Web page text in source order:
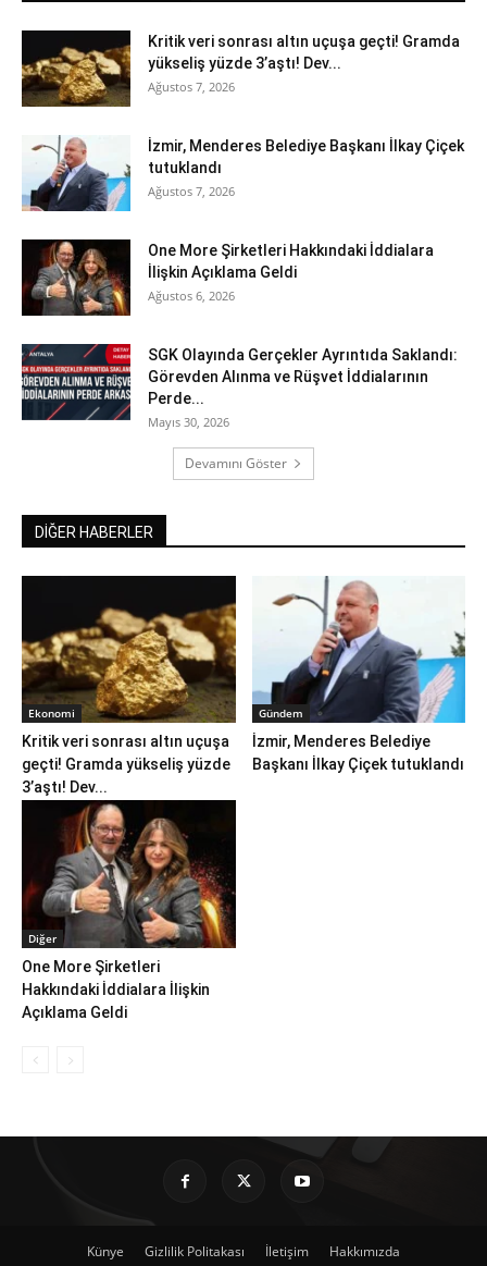
Kritik veri sonrası altın uçuşa geçti! Gramda
yükseliş yüzde 3’aştı! Dev...
Ağustos 7, 2026
İzmir, Menderes Belediye Başkanı İlkay Çiçek
tutuklandı
Ağustos 7, 2026
One More Şirketleri Hakkındaki İddialara
İlişkin Açıklama Geldi
Ağustos 6, 2026
SGK Olayında Gerçekler Ayrıntıda Saklandı:
Görevden Alınma ve Rüşvet İddialarının
Perde...
Mayıs 30, 2026
Devamını Göster
DİĞER HABERLER
Ekonomi
Kritik veri sonrası altın uçuşa
geçti! Gramda yükseliş yüzde
3’aştı! Dev...
Gündem
İzmir, Menderes Belediye
Başkanı İlkay Çiçek tutuklandı
Diğer
One More Şirketleri
Hakkındaki İddialara İlişkin
Açıklama Geldi
Künye Gizlilik Politakası İletişim Hakkımızda